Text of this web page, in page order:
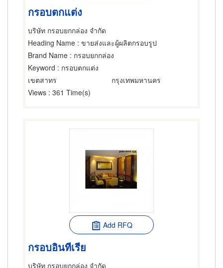
กรอบตกแต่ง
บริษัท กรอบยกกล่อง จำกัด
Heading Name : ขายส่งและผู้ผลิตกรอบรูป
Brand Name : กรอบยกกล่อง
Keyword : กรอบตกแต่ง
เขตสาทร
กรุงเทพมหานคร
Views : 361 Time(s)
Add RFQ
กรอบอินทีเรีย
บริษัท กรอบยกกล่อง จำกัด